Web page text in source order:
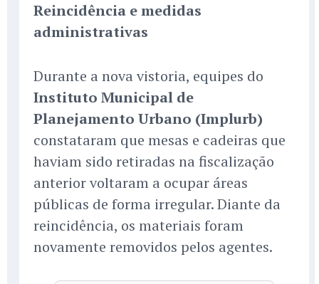
Reincidência e medidas
administrativas
Durante a nova vistoria, equipes do
Instituto Municipal de
Planejamento Urbano (Implurb)
constataram que mesas e cadeiras que
haviam sido retiradas na fiscalização
anterior voltaram a ocupar áreas
públicas de forma irregular. Diante da
reincidência, os materiais foram
novamente removidos pelos agentes.